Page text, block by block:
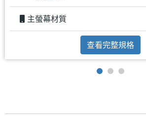
主螢幕材質
查看完整規格